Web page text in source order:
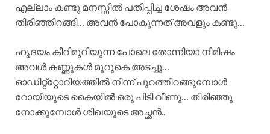
എല്ലാം കണ്ടു മനസ്സിൽ പതിപ്പിച്ച ശേഷം അവൻ
തിരിഞ്ഞിറങ്ങി… അവൻ പോകുന്നത് അവളും കണ്ടു…
ഹൃദയം കീറിമുറിയുന്ന പോലെ തോന്നിയാ നിമിഷം
അവൾ കണ്ണുകൾ മുറുകെ അടച്ചു…
ഓഡിറ്റ്‌റ്റോറിയത്തിൽ നിന്ന് പുറത്തിറങ്ങുമ്പോൾ
റോയിയുടെ കൈയിൽ ഒരു പിടി വീണു… തിരിഞ്ഞു
നോക്കുമ്പോൾ ശിഖയുടെ അച്ഛൻ..